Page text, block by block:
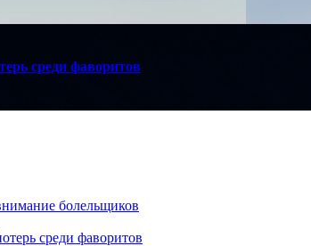
среди фаворитов
болельщиков
среди фаворитов